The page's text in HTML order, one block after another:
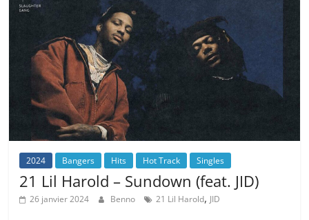
2024 Bangers Hits Hot Track Singles
21 Lil Harold – Sundown (feat. JID)
26 janvier 2024 Benno 21 Lil Harold, JID